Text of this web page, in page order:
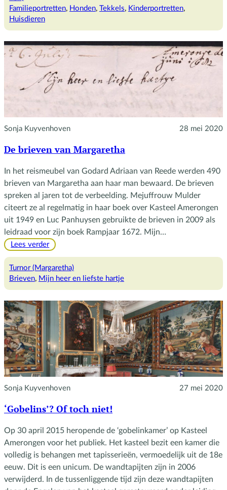
wand
Familieportretten, Honden, Tekkels, Kinderportretten
Huisdieren
Sonja Kuyvenhoven 28 mei 2020
De brieven van Margaretha
In het reismeubel van Godard Adriaan van Reede werden 490
brieven van Margaretha aan haar man bewaard. De brieven
spreken al jaren tot de verbeelding. Mejuffrouw Mulder
citeert ze al regelmatig in haar boek over Kasteel Amerongen
uit 1949 en Luc Panhuysen gebruikte de brieven in 2009 als
leidraad voor zijn boek Rampjaar 1672. Mijn…
Lees verder:
brieven
van
Turnor (Margaretha)
Brieven, Mijn heer en liefste hartje
Sonja Kuyvenhoven 27 mei 2020
‘Gobelins’? Of toch niet!
Op 30 april 2015 heropende de ‘gobelinkamer’ op Kasteel
Amerongen voor het publiek. Het kasteel bezit een kamer die
volledig is behangen met tapisserieën, vermoedelijk uit de 18e
eeuw. Dit is een unicum. De wandtapijten zijn in 2006
verwijderd. In de tussenliggende tijd zijn deze wandtapijten